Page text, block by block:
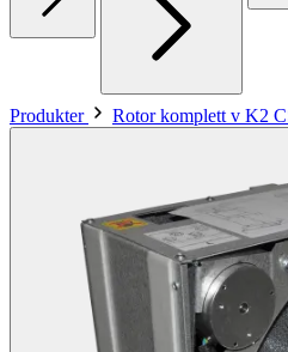
Produkter Rotor komplett v K2